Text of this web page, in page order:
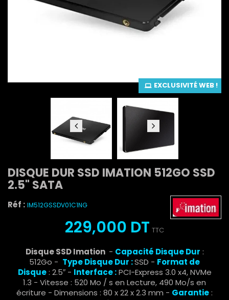
EXCLUSIVITÉ WEB !
DISQUE DUR SSD IMATION 512GO SSD
2.5" SATA
Réf : IM512GSSDV01C1NG
229,000 DT TTC
Disque SSD Imation - Capacité Disque Dur :
512Go - Type Disque Dur :SSD - Format de
Disque: 2.5″ - Interface :PCI-Express 3.0 x4, NVMe
1.3 - Vitesse : 520 Mo / s en Lecture, 490 Mo/s en
écriture - Dimensions : 80 x 22 x 2.3 mm - Garantie: